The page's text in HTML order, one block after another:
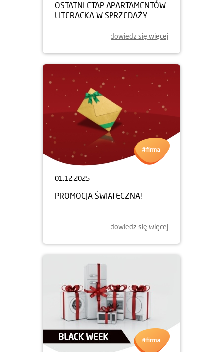
OSTATNI ETAP APARTAMENTÓW
LITERACKA W SPRZEDAŻY
dowiedz się więcej
01.12.2025
PROMOCJA ŚWIĄTECZNA!
dowiedz się więcej